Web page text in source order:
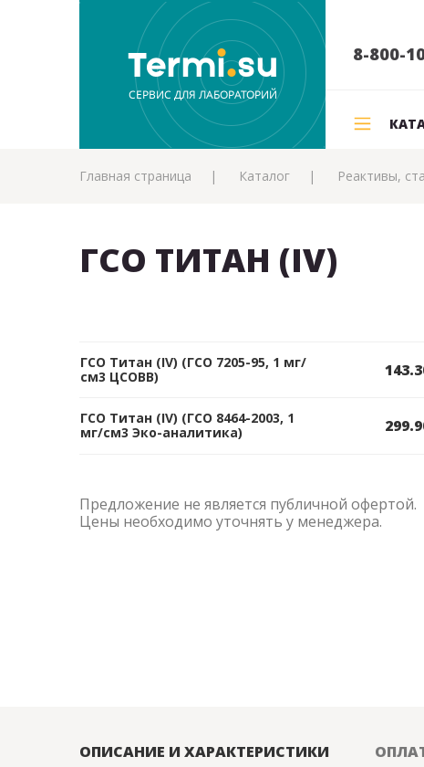
8-800-
Главная страница Каталог Реактивы,
ГСО ТИТАН (IV)
ГСО Титан (IV) (ГСО 7205-95, 1 мг/
см3 ЦСОВВ)
ГСО Титан (IV) (ГСО 8464-2003, 1
мг/см3 Эко-аналитика)
Предложение не является публичной офертой.
Цены необходимо уточнять у менеджера.
ОПИСАНИЕ И ХАРАКТЕРИСТИКИ